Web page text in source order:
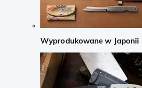
Wyprodukowane w Japonii